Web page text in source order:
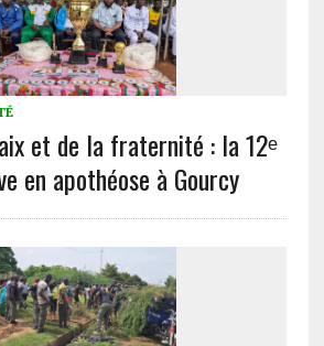
et de la fraternité : la 12ᵉ
en apothéose à Gourcy